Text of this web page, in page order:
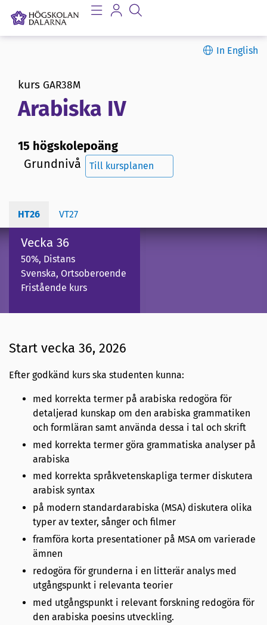
In English
kurs GAR38M
Arabiska IV
15 högskolepoäng
Grundnivå
Till kursplanen
HT26 VT27
Vecka 36
50%, Distans
Svenska, Ortsoberoende
Fristående kurs
Start vecka 36, 2026
Efter godkänd kurs ska studenten kunna:
med korrekta termer på arabiska redogöra för
detaljerad kunskap om den arabiska grammatiken
och formläran samt använda dessa i tal och skrift
med korrekta termer göra grammatiska analyser på
arabiska
med korrekta språkvetenskapliga termer diskutera
arabisk syntax
på modern standardarabiska (MSA) diskutera olika
typer av texter, sånger och filmer
framföra korta presentationer på MSA om varierade
ämnen
redogöra för grunderna i en litterär analys med
utgångspunkt i relevanta teorier
med utgångspunkt i relevant forskning redogöra för
den arabiska poesins utveckling.